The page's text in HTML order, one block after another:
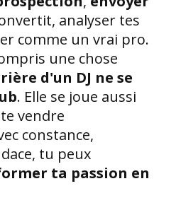
analyser tes
comme un vrai pro.
une chose
d'un DJ ne se
. Elle se joue aussi
vendre
constance,
tu peux
ta passion en